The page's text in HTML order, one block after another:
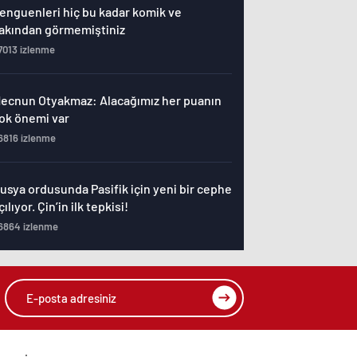
hiç bu kadar komik ve
görmemiştiniz
izlenme
Otyakmaz: Alacağımız her puanın
önemi var
izlenme
ordusunda Pasifik için yeni bir cephe
Çin’in ilk tepkisi!
izlenme
Şenol Güneş: Arda Turan Milli Takım
formasını giyebilir
izlenme